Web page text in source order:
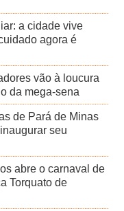
a cidade vive
agora é
vão à loucura
da mega-sena
de Pará de Minas
seu
abre o carnaval de
Torquato de